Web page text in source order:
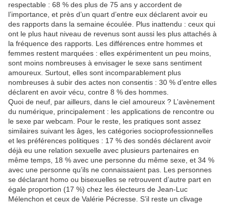
respectable : 68 % des plus de 75 ans y accordent de
l’importance, et près d’un quart d’entre eux déclarent avoir eu
des rapports dans la semaine écoulée. Plus inattendu : ceux qui
ont le plus haut niveau de revenus sont aussi les plus attachés à
la fréquence des rapports. Les différences entre hommes et
femmes restent marquées : elles expérimentent un peu moins,
sont moins nombreuses à envisager le sexe sans sentiment
amoureux. Surtout, elles sont incomparablement plus
nombreuses à subir des actes non consentis : 30 % d’entre elles
déclarent en avoir vécu, contre 8 % des hommes.
Quoi de neuf, par ailleurs, dans le ciel amoureux ? L’avènement
du numérique, principalement : les applications de rencontre ou
le sexe par webcam. Pour le reste, les pratiques sont assez
similaires suivant les âges, les catégories socioprofessionnelles
et les préférences politiques : 17 % des sondés déclarent avoir
déjà eu une relation sexuelle avec plusieurs partenaires en
même temps, 18 % avec une personne du même sexe, et 34 %
avec une personne qu’ils ne connaissaient pas. Les personnes
se déclarant homo ou bisexuelles se retrouvent d’autre part en
égale proportion (17 %) chez les électeurs de Jean-Luc
Mélenchon et ceux de Valérie Pécresse. S’il reste un clivage